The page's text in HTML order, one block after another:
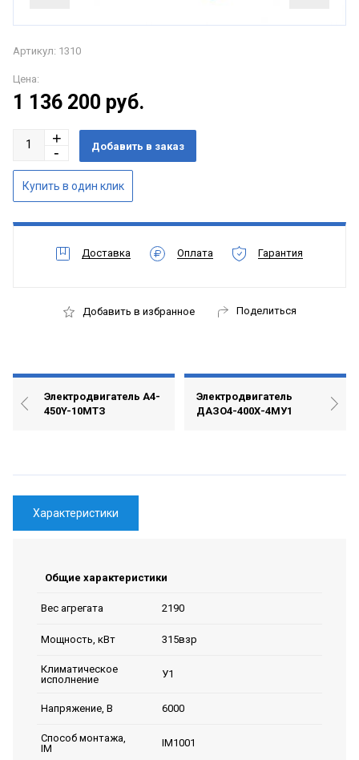
Артикул: 1310
Цена:
1 136 200 руб.
Доставка Оплата Гарантия
Добавить в избранное Поделиться
Электродвигатель А4-
450Y-10МТЗ
Электродвигатель
ДАЗО4-400Х-4МУ1
Характеристики
Общие характеристики
Вес агрегата 2190
Мощность, кВт 315взр
Климатическое
исполнение
У1
Напряжение, В 6000
Способ монтажа,
IM
IM1001